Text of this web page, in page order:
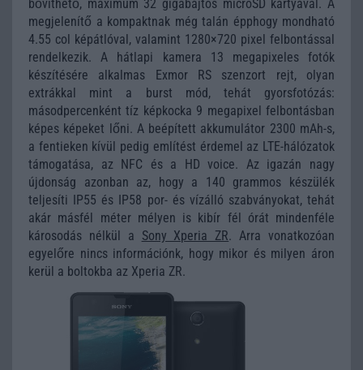
bővíthető, maximum 32 gigabájtos microSD kártyával. A
megjelenítő a kompaktnak még talán épphogy mondható
4.55 col képátlóval, valamint 1280×720 pixel felbontással
rendelkezik. A hátlapi kamera 13 megapixeles fotók
készítésére alkalmas Exmor RS szenzort rejt, olyan
extrákkal mint a burst mód, tehát gyorsfotózás:
másodpercenként tíz képkocka 9 megapixel felbontásban
képes képeket lőni. A beépített akkumulátor 2300 mAh-s,
a fentieken kívül pedig említést érdemel az LTE-hálózatok
támogatása, az NFC és a HD voice. Az igazán nagy
újdonság azonban az, hogy a 140 grammos készülék
teljesíti IP55 és IP58 por- és vízálló szabványokat, tehát
akár másfél méter mélyen is kibír fél órát mindenféle
károsodás nélkül a Sony Xperia ZR. Arra vonatkozóan
egyelőre nincs információnk, hogy mikor és milyen áron
kerül a boltokba az Xperia ZR.